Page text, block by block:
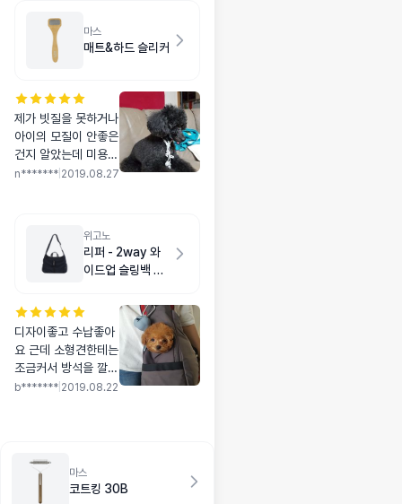
마스
매트&하드 슬리커
제가 빗질을 못하거나
아이의 모질이 안좋은
건지 알았는데 미용실
다녀온것처럼 아이가
n******* 2019.08.27
위고노
리퍼 - 2way 와
이드업 슬링백 M
디자이좋고 수납좋아
요 근데 소형견한테는
조금커서 방석을 깔아
줘야해요~스몰사이즈
b******* 2019.08.22
마스
코트킹 30B